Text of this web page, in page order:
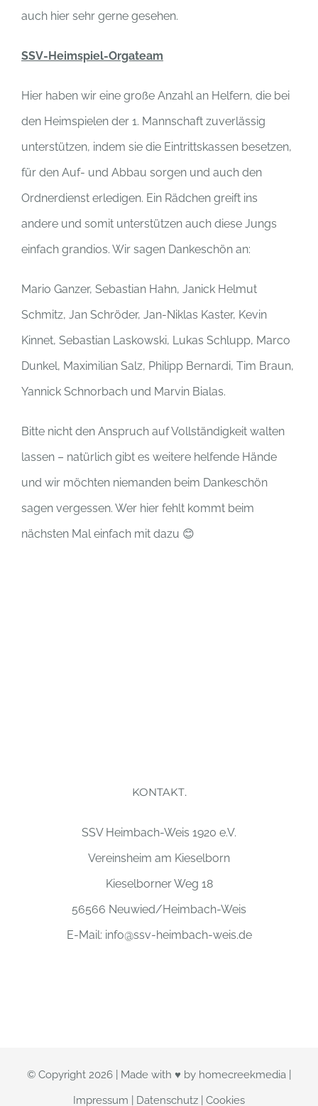
auch hier sehr gerne gesehen.
SSV-Heimspiel-Orgateam
Hier haben wir eine große Anzahl an Helfern, die bei
den Heimspielen der 1. Mannschaft zuverlässig
unterstützen, indem sie die Eintrittskassen besetzen,
für den Auf- und Abbau sorgen und auch den
Ordnerdienst erledigen. Ein Rädchen greift ins
andere und somit unterstützen auch diese Jungs
einfach grandios. Wir sagen Dankeschön an:
Mario Ganzer, Sebastian Hahn, Janick Helmut
Schmitz, Jan Schröder, Jan-Niklas Kaster, Kevin
Kinnet, Sebastian Laskowski, Lukas Schlupp, Marco
Dunkel, Maximilian Salz, Philipp Bernardi, Tim Braun,
Yannick Schnorbach und Marvin Bialas.
Bitte nicht den Anspruch auf Vollständigkeit walten
lassen – natürlich gibt es weitere helfende Hände
und wir möchten niemanden beim Dankeschön
sagen vergessen. Wer hier fehlt kommt beim
nächsten Mal einfach mit dazu 😊
KONTAKT.
SSV Heimbach-Weis 1920 e.V.
Vereinsheim am Kieselborn
Kieselborner Weg 18
56566 Neuwied/Heimbach-Weis
E-Mail: info@ssv-heimbach-weis.de
© Copyright 2026 | Made with ♥ by homecreekmedia
Impressum
Datenschutz Cookies